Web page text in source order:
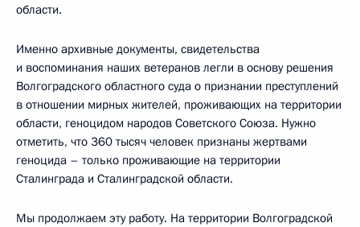
области.
Именно архивные документы, свидетельства
и воспоминания наших ветеранов легли в основу решения
Волгоградского областного суда о признании преступлений
в отношении мирных жителей, проживающих на территории
области, геноцидом народов Советского Союза. Нужно
отметить, что 360 тысяч человек признаны жертвами
геноцида – только проживающие на территории
Сталинграда и Сталинградской области.
Мы продолжаем эту работу. На территории Волгоградской